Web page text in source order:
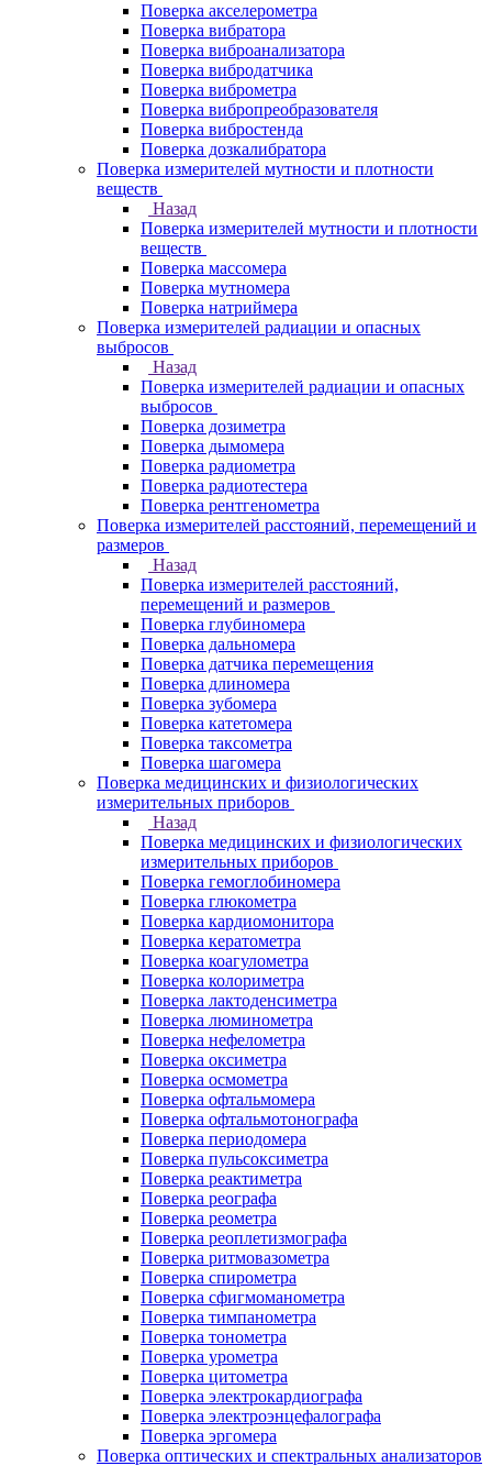
Поверка акселерометра
Поверка вибратора
Поверка виброанализатора
Поверка вибродатчика
Поверка виброметра
Поверка вибропреобразователя
Поверка вибростенда
Поверка дозкалибратора
Поверка измерителей мутности и плотности
веществ
Назад
Поверка измерителей мутности и плотности
веществ
Поверка массомера
Поверка мутномера
Поверка натриймера
Поверка измерителей радиации и опасных
выбросов
Назад
Поверка измерителей радиации и опасных
выбросов
Поверка дозиметра
Поверка дымомера
Поверка радиометра
Поверка радиотестера
Поверка рентгенометра
Поверка измерителей расстояний, перемещений и
размеров
Назад
Поверка измерителей расстояний,
перемещений и размеров
Поверка глубиномера
Поверка дальномера
Поверка датчика перемещения
Поверка длиномера
Поверка зубомера
Поверка катетомера
Поверка таксометра
Поверка шагомера
Поверка медицинских и физиологических
измерительных приборов
Назад
Поверка медицинских и физиологических
измерительных приборов
Поверка гемоглобиномера
Поверка глюкометра
Поверка кардиомонитора
Поверка кератометра
Поверка коагулометра
Поверка колориметра
Поверка лактоденсиметра
Поверка люминометра
Поверка нефелометра
Поверка оксиметра
Поверка осмометра
Поверка офтальмомера
Поверка офтальмотонографа
Поверка периодомера
Поверка пульсоксиметра
Поверка реактиметра
Поверка реографа
Поверка реометра
Поверка реоплетизмографа
Поверка ритмовазометра
Поверка спирометра
Поверка сфигмоманометра
Поверка тимпанометра
Поверка тонометра
Поверка урометра
Поверка цитометра
Поверка электрокардиографа
Поверка электроэнцефалографа
Поверка эргомера
Поверка оптических и спектральных анализаторов